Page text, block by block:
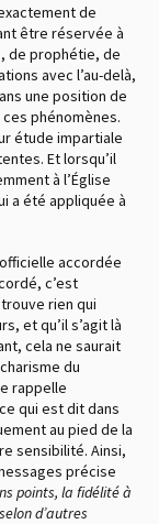
de
être réservée à
de prophétie, de
avec l’au-delà,
une position de
phénomènes.
étude impartiale
Et lorsqu’il
à l’Église
a été appliquée à
accordée
c’est
rien qui
et qu’il s’agit là
cela ne saurait
du
rappelle
qui est dit dans
au pied de la
sensibilité. Ainsi,
précise
points, la fidélité à
d’autres